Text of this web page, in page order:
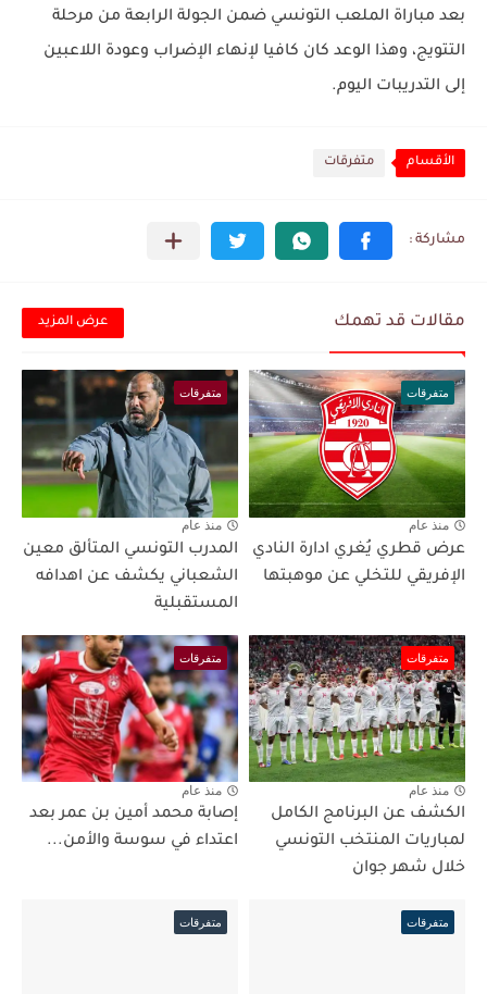
بعد مباراة الملعب التونسي ضمن الجولة الرابعة من مرحلة
التتويج، وهذا الوعد كان كافيا لإنهاء الإضراب وعودة اللاعبين
إلى التدريبات اليوم.
الأقسام متفرقات
مقالات قد تهمك عرض المزيد
متفرقات
منذ عام
عرض قطري يُغري ادارة النادي
الإفريقي للتخلي عن موهبتها
متفرقات
منذ عام
المدرب التونسي المتألق معين
الشعباني يكشف عن اهدافه
المستقبلية
متفرقات
منذ عام
الكشف عن البرنامج الكامل
لمباريات المنتخب التونسي
خلال شهر جوان
متفرقات
منذ عام
إصابة محمد أمين بن عمر بعد
اعتداء في سوسة والأمن...
متفرقات متفرقات